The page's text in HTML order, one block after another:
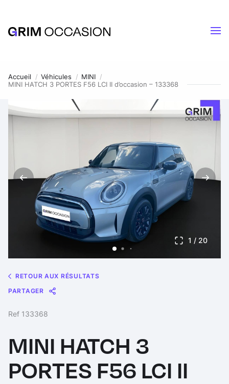
Accueil Véhicules
MINI
MINI HATCH 3 PORTES F56 LCI II d’occasion – 133368
1 / 20
RETOUR AUX RÉSULTATS
PARTAGER
Message
Messenger
Link
Ref 133368
MINI HATCH 3
PORTES F56 LCI II